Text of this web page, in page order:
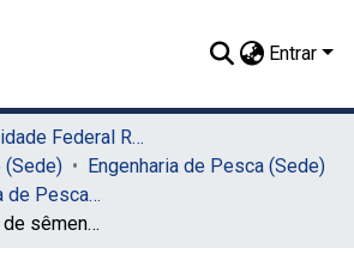
Entrar
01. Universidade Federal Rural de Pernambuco - UFRPE (Sede)
(Sede)
Engenharia de Pesca (Sede)
TCC - Engenharia de Pesca (Sede)
Criopreservação de sêmen de peixe de águas doces tropicais: uma revisão tecnológica